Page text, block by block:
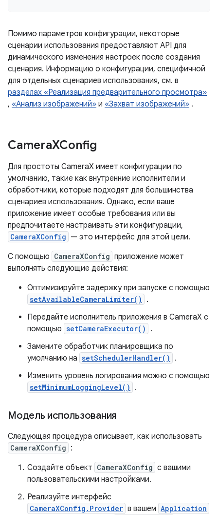
Помимо параметров конфигурации, некоторые
сценарии использования предоставляют API для
динамического изменения настроек после создания
сценария. Информацию о конфигурации, специфичной
для отдельных сценариев использования, см. в
разделах «Реализация предварительного просмотра»
, «Анализ изображений» и «Захват изображений» .
CameraXConfig
Для простоты CameraX имеет конфигурации по
умолчанию, такие как внутренние исполнители и
обработчики, которые подходят для большинства
сценариев использования. Однако, если ваше
приложение имеет особые требования или вы
предпочитаете настраивать эти конфигурации,
CameraXConfig — это интерфейс для этой цели.
С помощью CameraXConfig приложение может
выполнять следующие действия:
Оптимизируйте задержку при запуске с помощью
setAvailableCameraLimiter()
.
Передайте исполнитель приложения в CameraX с
помощью setCameraExecutor()
.
Замените обработчик планировщика по
умолчанию на setSchedulerHandler()
.
Изменить уровень логирования можно с помощью
setMinimumLoggingLevel() .
Модель использования
Следующая процедура описывает, как использовать
CameraXConfig :
Создайте объект CameraXConfig с вашими
пользовательскими настройками.
Реализуйте интерфейс
CameraXConfig.Provider в вашем Application